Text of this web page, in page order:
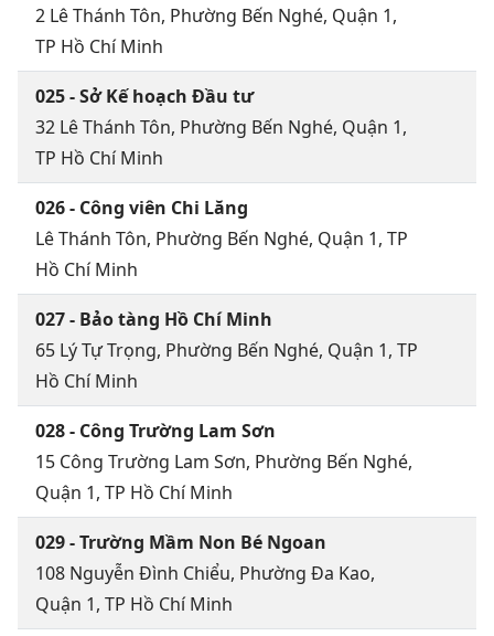
2 Lê Thánh Tôn, Phường Bến Nghé, Quận 1,
TP Hồ Chí Minh
025 - Sở Kế hoạch Đầu tư
32 Lê Thánh Tôn, Phường Bến Nghé, Quận 1,
TP Hồ Chí Minh
026 - Công viên Chi Lăng
Lê Thánh Tôn, Phường Bến Nghé, Quận 1, TP
Hồ Chí Minh
027 - Bảo tàng Hồ Chí Minh
65 Lý Tự Trọng, Phường Bến Nghé, Quận 1, TP
Hồ Chí Minh
028 - Công Trường Lam Sơn
15 Công Trường Lam Sơn, Phường Bến Nghé,
Quận 1, TP Hồ Chí Minh
029 - Trường Mầm Non Bé Ngoan
108 Nguyễn Đình Chiểu, Phường Đa Kao,
Quận 1, TP Hồ Chí Minh